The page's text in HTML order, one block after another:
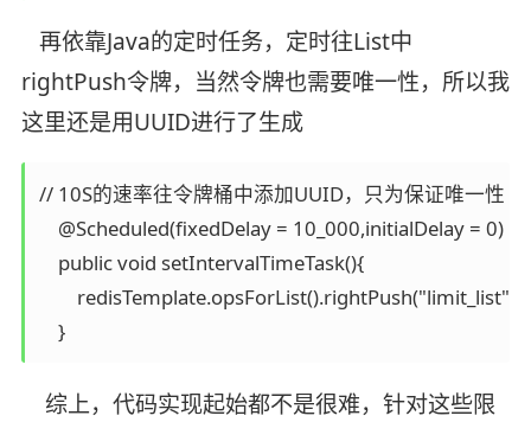
再依靠Java的定时任务，定时往List中
rightPush令牌，当然令牌也需要唯一性，所以我
这里还是用UUID进行了生成
// 10S的速率往令牌桶中添加UUID，只为保证唯一性
    @Scheduled(fixedDelay = 10_000,initialDelay = 0)
    public void setIntervalTimeTask(){
    }
综上，代码实现起始都不是很难，针对这些限